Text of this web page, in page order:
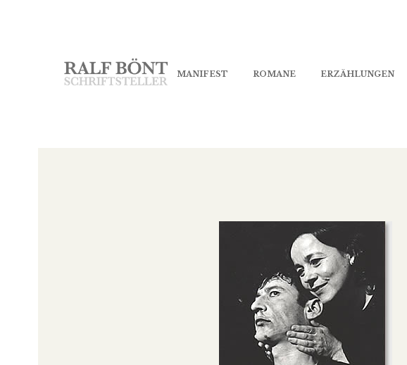
MANIFEST ROMANE ERZÄHLUNGEN